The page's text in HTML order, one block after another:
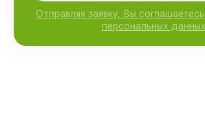
Отправляя заявку, Вы
персональных данных